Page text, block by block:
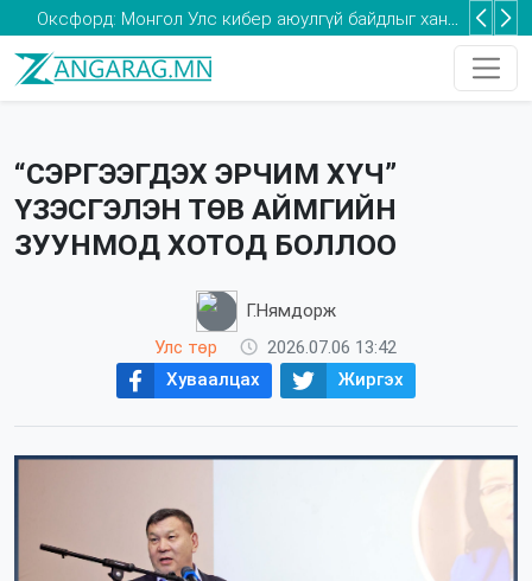
Оксфорд: Монгол Улс кибер аюулгүй байдлыг хангах хөрөнгө оруулалтыг нэмэгдүүлэх шаардлагатай
“СЭРГЭЭГДЭХ ЭРЧИМ ХҮЧ”
ҮЗЭСГЭЛЭН ТӨВ АЙМГИЙН
ЗУУНМОД ХОТОД БОЛЛОО
Г.Нямдорж
Улс төр
2026.07.06 13:42
Хуваалцах
Жиргэх